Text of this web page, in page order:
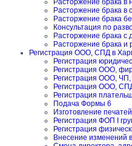
Расторжение брака в
Расторжение брака в
Расторжение брака
Консультация по
Расторжение брака с
Расторжение брака и
Регистрация ООО, СПД в
Регистрация
Регистрация ООО,
Регистрация ООО,
Регистрация ООО,
Регистрация
Подача Формы 6
Изготовление
Регистрация ФОП I
Регистрация
Внесение изменений